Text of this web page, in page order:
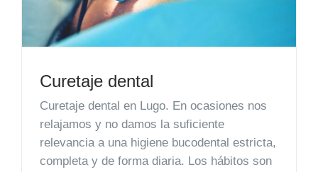
Curetaje dental
Curetaje dental en Lugo. En ocasiones nos
relajamos y no damos la suficiente
relevancia a una higiene bucodental estricta,
completa y de forma diaria. Los hábitos son